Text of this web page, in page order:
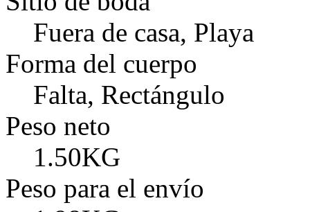
Fuera de casa, Playa
Forma del cuerpo
Falta, Rectángulo
Peso neto
1.50KG
Peso para el envío